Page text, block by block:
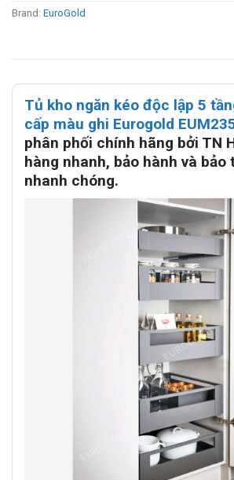
Brand: EuroGold
Tủ kho ngăn kéo độc lập 5
cấp màu ghi Eurogold
phân phối chính hãng bởi TN
hàng nhanh, bảo hành và bảo
nhanh chóng.